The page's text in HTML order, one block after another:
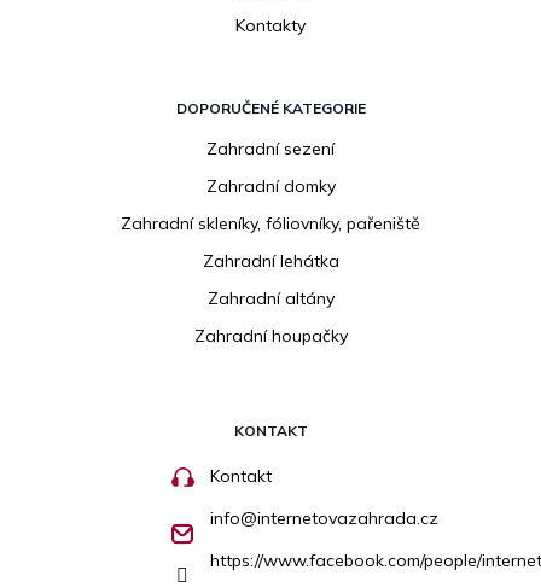
Kontakty
DOPORUČENÉ KATEGORIE
Zahradní sezení
Zahradní domky
Zahradní skleníky, fóliovníky, pařeniště
Zahradní lehátka
Zahradní altány
Zahradní houpačky
KONTAKT
Kontakt
info@internetovazahrada.cz
https://www.facebook.com/people/